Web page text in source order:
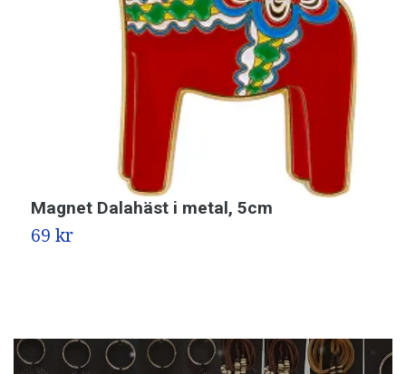
Magnet Dalahäst i metal, 5cm
69 kr